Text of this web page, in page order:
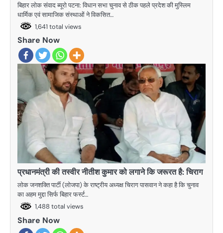
बिहार लोक संवाद ब्यूरो पटना: विधान सभा चुनाव से ठीक पहले प्रदेश की मुस्लिम
धार्मिक एवं सामाजिक संस्थाओं ने विकसित…
1,641 total views
Share Now
प्रधानमंत्री की तस्वीर नीतीश कुमार को लगाने कि जरूरत है: चिराग
लोक जनशक्ति पार्टी (लोजपा) के राष्ट्रीय अध्यक्ष चिराग पासवान ने कहा है कि चुनाव
का अहम मुद्दा सिर्फ बिहार फर्स्ट…
1,488 total views
Share Now